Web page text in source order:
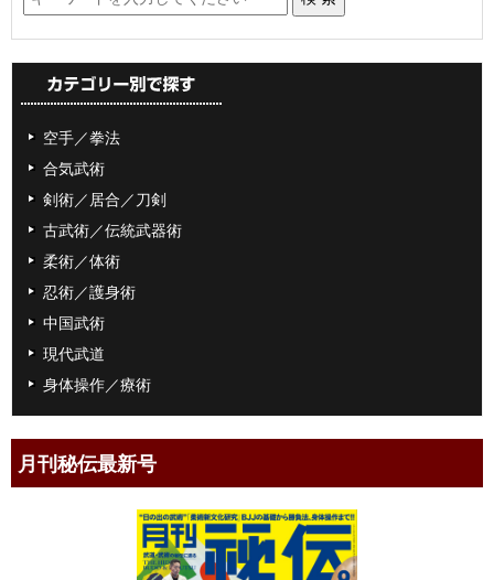
空手／拳法
合気武術
剣術／居合／刀剣
古武術／伝統武器術
柔術／体術
忍術／護身術
中国武術
現代武道
身体操作／療術
月刊秘伝最新号